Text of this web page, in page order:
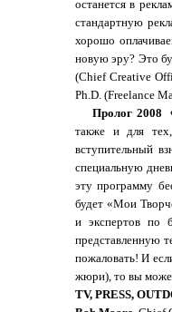
останется в
стандартную
хорошо
новую эру? Это
(Chief Creative
Ph.D. (Freelance
Пролог 2008
также и для
вступительный
специальную
эту программу
будет «Мои
и экспертов по
представленную
пожаловать! И
жюри), то вы
TV, PRESS,